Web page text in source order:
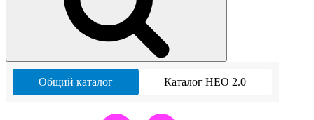
Общий каталог Каталог НЕО 2.0